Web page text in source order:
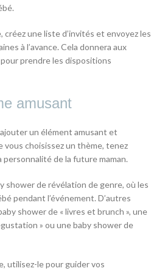
créez une liste d’invités et envoyez les
à l’avance. Cela donnera aux
prendre les dispositions
amusant
un élément amusant et
vous choisissez un thème, tenez
de la future maman.
shower de révélation de genre, où les
pendant l’événement. D’autres
shower de « livres et brunch », une
» ou une baby shower de
utilisez-le pour guider vos